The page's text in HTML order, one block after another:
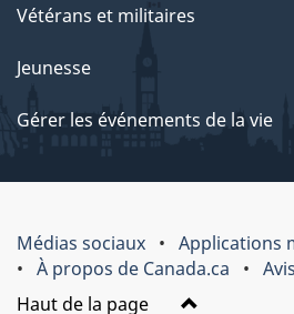
Vétérans et militaires
Jeunesse
Gérer les événements de la vie
Médias sociaux
Applications
À propos de Canada.ca
Avis
Haut de la page